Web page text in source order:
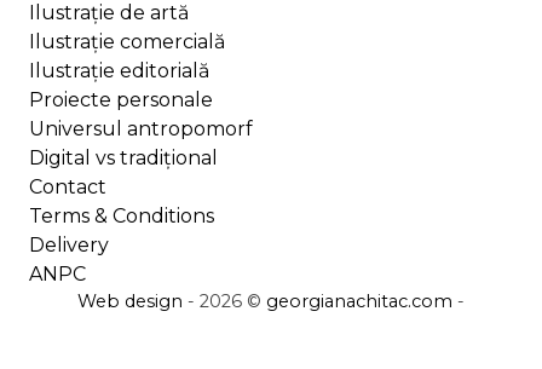
pagina
produsului.
Ilustrație de artă
Ilustrație comercială
Ilustrație editorială
Proiecte personale
Universul antropomorf
Digital vs tradițional
Contact
Terms & Conditions
Delivery
ANPC
Web design - 2026 © georgianachitac.com -